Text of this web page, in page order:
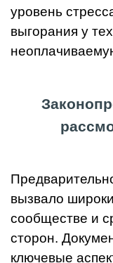
уровень
выгорания у
вызвало
сообществе и
сторон.
ключевые